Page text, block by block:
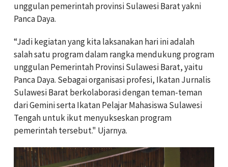
unggulan pemerintah provinsi Sulawesi Barat yakni
Panca Daya.
“Jadi kegiatan yang kita laksanakan hari ini adalah
salah satu program dalam rangka mendukung program
unggulan Pemerintah Provinsi Sulawesi Barat, yaitu
Panca Daya. Sebagai organisasi profesi, Ikatan Jurnalis
Sulawesi Barat berkolaborasi dengan teman-teman
dari Gemini serta Ikatan Pelajar Mahasiswa Sulawesi
Tengah untuk ikut menyukseskan program
pemerintah tersebut." Ujarnya.